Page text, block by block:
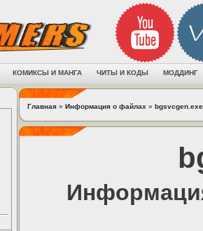
КОМИКСЫ И МАНГА ЧИТЫ И КОДЫ МОДДИНГ
Главная » Информация о файлах » bgsvcgen.exe